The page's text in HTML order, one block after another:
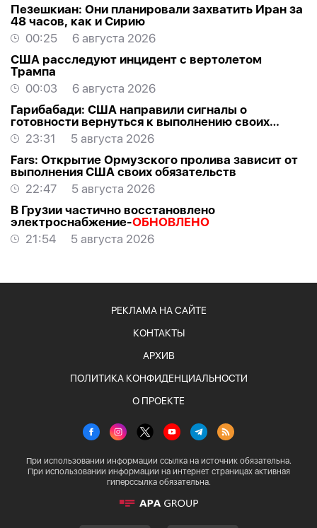
Пезешкиан: Они планировали захватить Иран за
48 часов, как и Сирию
00:25
6 августа 2026
США расследуют инцидент с вертолетом
Трампа
00:03
6 августа 2026
Гарибабади: США направили сигналы о
готовности вернуться к выполнению своих
обязательств
23:31
5 августа 2026
Fars: Открытие Ормузского пролива зависит от
выполнения США своих обязательств
22:47
5 августа 2026
В Грузии частично восстановлено
электроснабжение-ОБНОВЛЕНО
21:54
5 августа 2026
РЕКЛАМА НА САЙТЕ
КОНТАКТЫ
АРХИВ
ПОЛИТИКА КОНФИДЕНЦИАЛЬНОСТИ
О ПРОЕКТЕ
При использовании информации ссылка на источник обязательна.
При использовании информации на интернет страницах активная
гиперссылка обязательна.